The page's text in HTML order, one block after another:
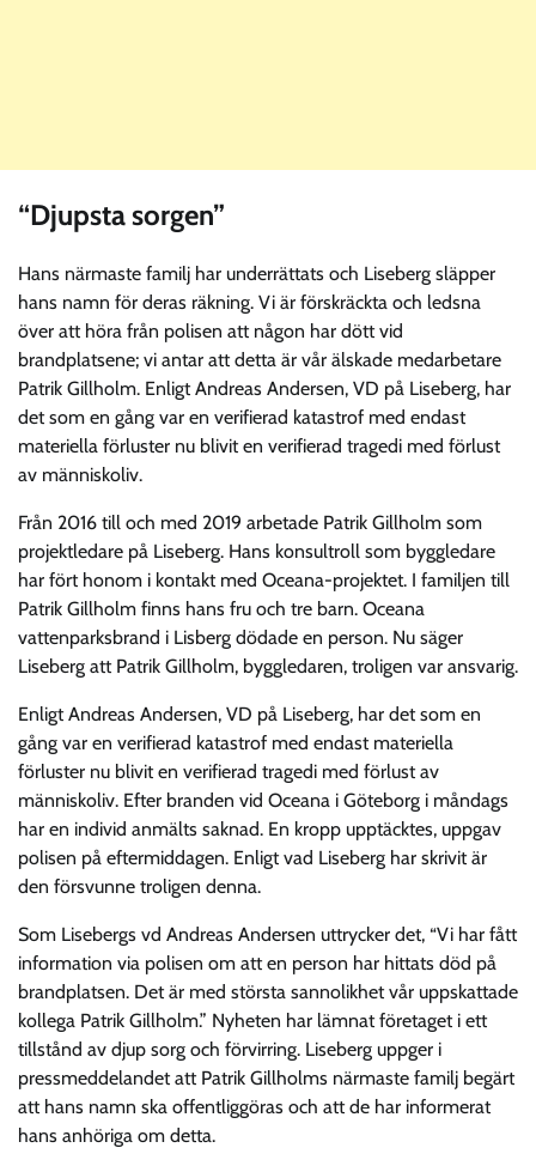
“Djupsta sorgen”
Hans närmaste familj har underrättats och Liseberg släpper
hans namn för deras räkning. Vi är förskräckta och ledsna
över att höra från polisen att någon har dött vid
brandplatsene; vi antar att detta är vår älskade medarbetare
Patrik Gillholm. Enligt Andreas Andersen, VD på Liseberg, har
det som en gång var en verifierad katastrof med endast
materiella förluster nu blivit en verifierad tragedi med förlust
av människoliv.
Från 2016 till och med 2019 arbetade Patrik Gillholm som
projektledare på Liseberg. Hans konsultroll som byggledare
har fört honom i kontakt med Oceana-projektet. I familjen till
Patrik Gillholm finns hans fru och tre barn. Oceana
vattenparksbrand i Lisberg dödade en person. Nu säger
Liseberg att Patrik Gillholm, byggledaren, troligen var ansvarig.
Enligt Andreas Andersen, VD på Liseberg, har det som en
gång var en verifierad katastrof med endast materiella
förluster nu blivit en verifierad tragedi med förlust av
människoliv. Efter branden vid Oceana i Göteborg i måndags
har en individ anmälts saknad. En kropp upptäcktes, uppgav
polisen på eftermiddagen. Enligt vad Liseberg har skrivit är
den försvunne troligen denna.
Som Lisebergs vd Andreas Andersen uttrycker det, “Vi har fått
information via polisen om att en person har hittats död på
brandplatsen. Det är med största sannolikhet vår uppskattade
kollega Patrik Gillholm.” Nyheten har lämnat företaget i ett
tillstånd av djup sorg och förvirring. Liseberg uppger i
pressmeddelandet att Patrik Gillholms närmaste familj begärt
att hans namn ska offentliggöras och att de har informerat
hans anhöriga om detta.